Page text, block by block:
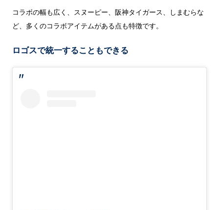
コラボの幅も広く、スヌーピー、阪神タイガース、しまむらな
ど、多くのコラボアイテムがある点も特徴です。
ロゴスで統一することもできる